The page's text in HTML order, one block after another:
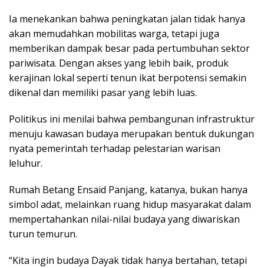
Ia menekankan bahwa peningkatan jalan tidak hanya
akan memudahkan mobilitas warga, tetapi juga
memberikan dampak besar pada pertumbuhan sektor
pariwisata. Dengan akses yang lebih baik, produk
kerajinan lokal seperti tenun ikat berpotensi semakin
dikenal dan memiliki pasar yang lebih luas.
Politikus ini menilai bahwa pembangunan infrastruktur
menuju kawasan budaya merupakan bentuk dukungan
nyata pemerintah terhadap pelestarian warisan
leluhur.
Rumah Betang Ensaid Panjang, katanya, bukan hanya
simbol adat, melainkan ruang hidup masyarakat dalam
mempertahankan nilai-nilai budaya yang diwariskan
turun temurun.
“Kita ingin budaya Dayak tidak hanya bertahan, tetapi